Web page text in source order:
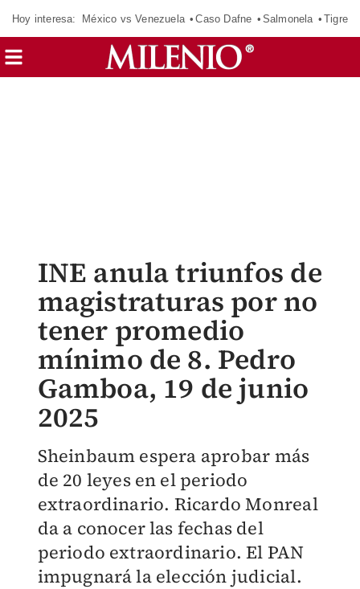
Hoy interesa: México vs Venezuela Caso Dafne Salmonela Tigres
INE anula triunfos de
magistraturas por no
tener promedio
mínimo de 8. Pedro
Gamboa, 19 de junio
2025
Sheinbaum espera aprobar más
de 20 leyes en el periodo
extraordinario. Ricardo Monreal
da a conocer las fechas del
periodo extraordinario. El PAN
impugnará la elección judicial.